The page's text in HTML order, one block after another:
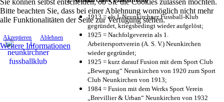
Sie können selbst entscheiden, ob Sie die Cookies zulassen möchten.
Bitte beachten Sie, dass bei einer Ablehnung womöglich nicht mehr
alle Funktionalitäten der Seite zur Verfügung stehen.
Akzeptieren Ablehnen
Weitere Informationen
1913 = als I. Neunkirchner Fussball-Klub
gegründet, kriegsbedingt wieder aufgelöst;
1925 = Nachfolgeverein als 1.
Arbeitersportverein (A. S. V.) Neunkirchen
wieder gegründet;
1925 = kurz darauf Fusion mit dem Sport Club
„Bewegung“ Neunkirchen von 1920 zum Sport
Club Neunkirchen von 1913;
1984 = Fusion mit dem Werks Sport Verein
„Brevillier & Urban“ Neunkirchen von 1932